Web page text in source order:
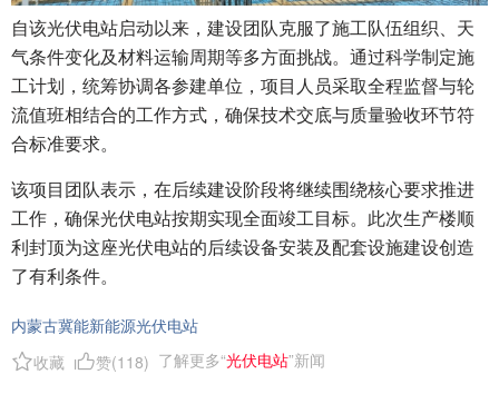
自该光伏电站启动以来，建设团队克服了施工队伍组织、天
气条件变化及材料运输周期等多方面挑战。通过科学制定施
工计划，统筹协调各参建单位，项目人员采取全程监督与轮
流值班相结合的工作方式，确保技术交底与质量验收环节符
合标准要求。
该项目团队表示，在后续建设阶段将继续围绕核心要求推进
工作，确保光伏电站按期实现全面竣工目标。此次生产楼顺
利封顶为这座光伏电站的后续设备安装及配套设施建设创造
了有利条件。
内蒙古冀能新能源光伏电站
收藏
赞(118) 了解更多“光伏电站”新闻